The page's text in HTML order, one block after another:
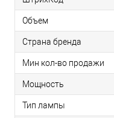
Объем
Страна бренда
Мин кол-во продажи
Мощность
Тип лампы